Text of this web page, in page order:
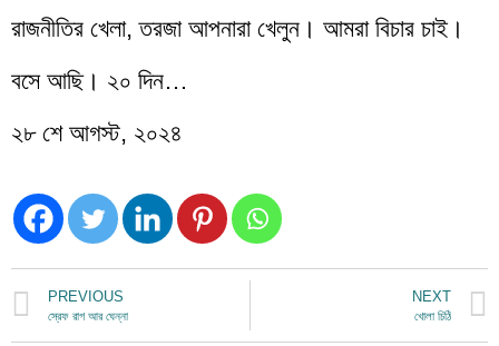
রাজনীতির খেলা, তরজা আপনারা খেলুন। আমরা বিচার চাই।
বসে আছি। ২০ দিন…
২৮ শে আগস্ট, ২০২৪
PREVIOUS
স্রেফ রাগ আর ঘেন্না
NEXT
খোলা চিঠি